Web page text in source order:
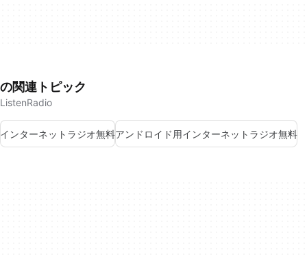
の関連トピック
ListenRadio
インターネットラジオ無料アンドロイド用インターネットラジオ無料